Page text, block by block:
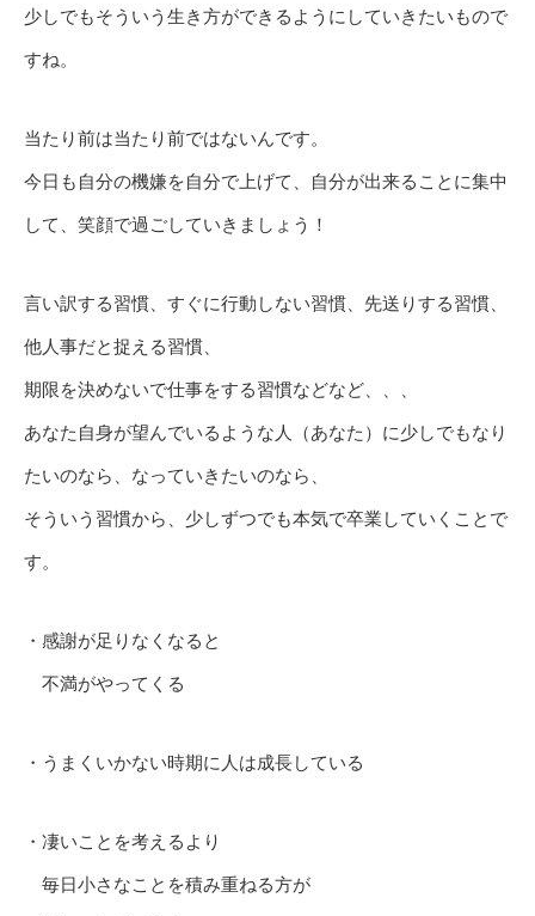
少しでもそういう生き方ができるようにしていきたいもので
すね。
当たり前は当たり前ではないんです。
今日も自分の機嫌を自分で上げて、自分が出来ることに集中
して、笑顔で過ごしていきましょう！
言い訳する習慣、すぐに行動しない習慣、先送りする習慣、
他人事だと捉える習慣、
期限を決めないで仕事をする習慣などなど、、、
あなた自身が望んでいるような人（あなた）に少しでもなり
たいのなら、なっていきたいのなら、
そういう習慣から、少しずつでも本気で卒業していくことで
す。
・感謝が足りなくなると
不満がやってくる
・うまくいかない時期に人は成長している
・凄いことを考えるより
毎日小さなことを積み重ねる方が